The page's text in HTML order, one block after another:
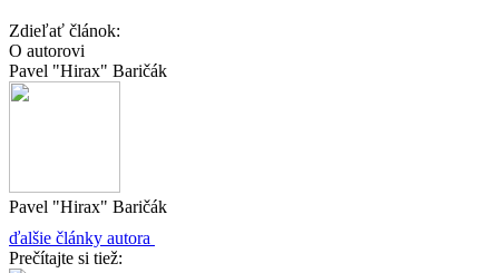
Zdieľať článok:
O autorovi
Pavel "Hirax" Baričák
Pavel "Hirax" Baričák
ďalšie články autora
Prečítajte si tiež: